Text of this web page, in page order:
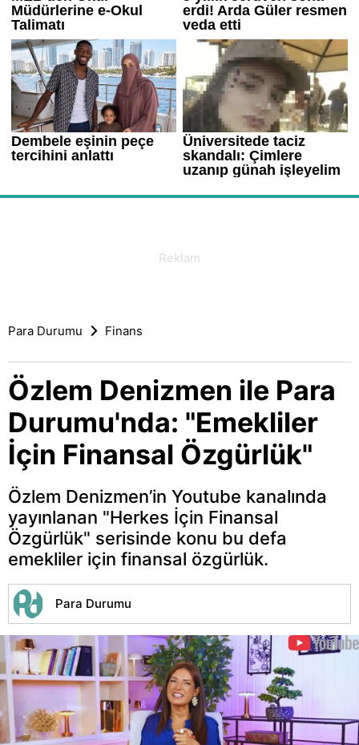
Para Durumu Finans
Özlem Denizmen ile Para
Durumu'nda: "Emekliler
İçin Finansal Özgürlük"
Özlem Denizmen’in Youtube kanalında
yayınlanan "Herkes İçin Finansal
Özgürlük" serisinde konu bu defa
emekliler için finansal özgürlük.
Para Durumu